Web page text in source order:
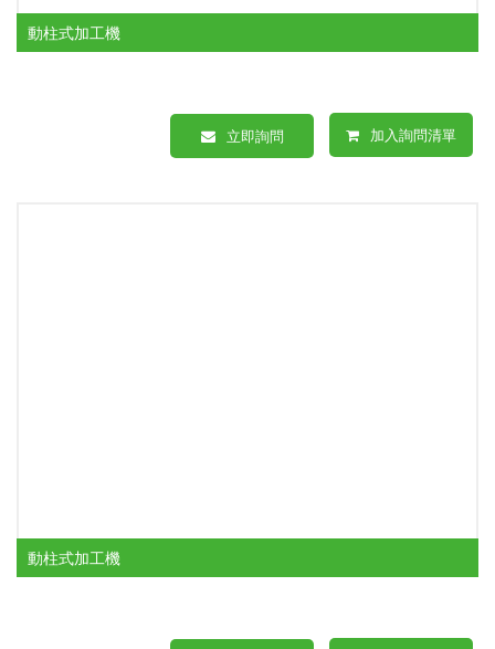
動柱式加工機
立即詢問 加入詢問清單
動柱式加工機